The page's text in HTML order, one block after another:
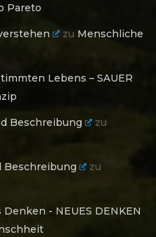
Pareto
zu Menschliche
Lebens – SAUER
Beschreibung
zu
zu
- NEUES DENKEN